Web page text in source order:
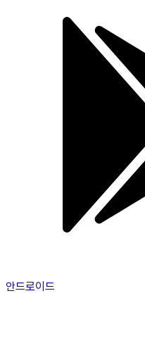
안드로이드